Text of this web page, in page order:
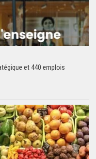
et 440 emplois